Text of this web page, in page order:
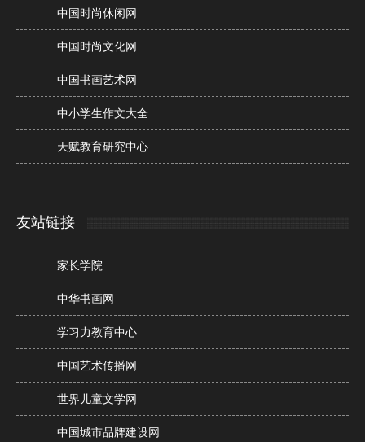
中国时尚休闲网
中国时尚文化网
中国书画艺术网
中小学生作文大全
天赋教育研究中心
友站链接
家长学院
中华书画网
学习力教育中心
中国艺术传播网
世界儿童文学网
中国城市品牌建设网